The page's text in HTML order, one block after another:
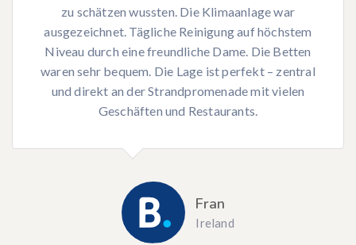
zu schätzen wussten. Die Klimaanlage war
ausgezeichnet. Tägliche Reinigung auf höchstem
Niveau durch eine freundliche Dame. Die Betten
waren sehr bequem. Die Lage ist perfekt – zentral
und direkt an der Strandpromenade mit vielen
Geschäften und Restaurants.
Fran
Ireland